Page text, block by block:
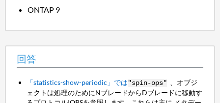
ONTAP 9
回答
「statistics-show-periodic」では"spin-ops"
、オブジ
ェクトは処理のためにNブレードからDブレードに移動す